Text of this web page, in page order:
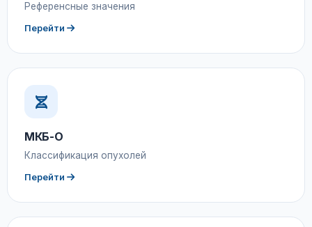
Референсные значения
Перейти
МКБ-О
Классификация опухолей
Перейти